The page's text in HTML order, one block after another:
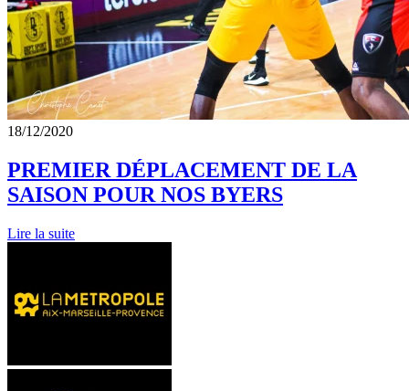
18/12/2020
PREMIER DÉPLACEMENT DE LA
SAISON POUR NOS BYERS
Lire la suite